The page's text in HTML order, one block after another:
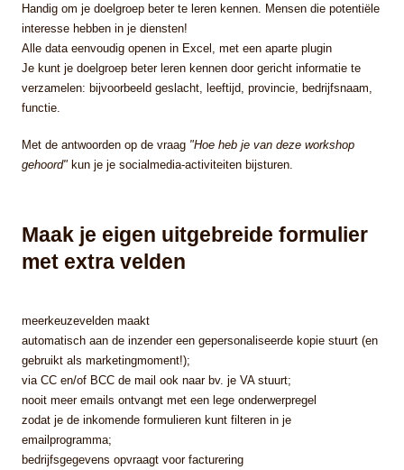
Handig om je doelgroep beter te leren kennen. Mensen die potentiële
interesse hebben in je diensten!
Alle data eenvoudig openen in Excel, met een aparte plugin
Je kunt je doelgroep beter leren kennen door gericht informatie te
verzamelen: bijvoorbeeld geslacht, leeftijd, provincie, bedrijfsnaam,
functie.
Met de antwoorden op de vraag "Hoe heb je van deze workshop
gehoord" kun je je socialmedia-activiteiten bijsturen.
Maak je eigen uitgebreide formulier
met extra velden
meerkeuzevelden maakt
automatisch aan de inzender een gepersonaliseerde kopie stuurt (en
gebruikt als marketingmoment!);
via CC en/of BCC de mail ook naar bv. je VA stuurt;
nooit meer emails ontvangt met een lege onderwerpregel
zodat je de inkomende formulieren kunt filteren in je
emailprogramma;
bedrijfsgegevens opvraagt voor facturering